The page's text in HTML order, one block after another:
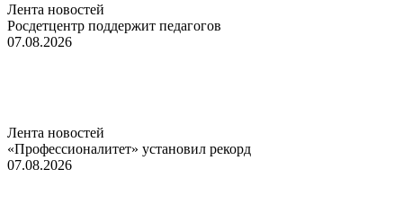
Лента новостей
Росдетцентр поддержит педагогов
07.08.2026
Лента новостей
«Профессионалитет» установил рекорд
07.08.2026